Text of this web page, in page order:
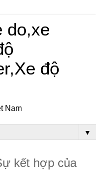
do,xe
độ
Nam
▼
kết hợp của